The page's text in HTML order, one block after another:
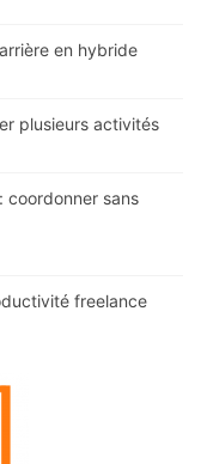
en hybride
plusieurs activités
coordonner sans
freelance